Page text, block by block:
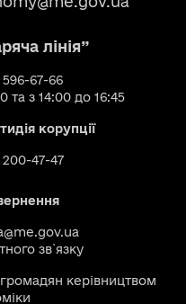
лінія”
67-66
та з 14:00 до 16:45
корупції
47-47
зв`язку
керівництвом